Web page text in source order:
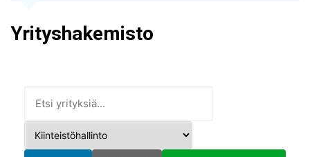
Yrityshakemisto